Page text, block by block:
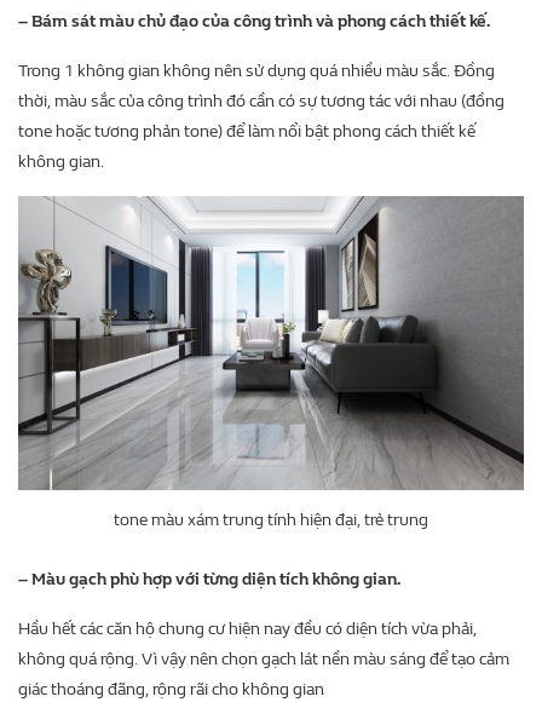
– Bám sát màu chủ đạo của công trình và phong cách thiết kế.
Trong 1 không gian không nên sử dụng quá nhiều màu sắc. Đồng
thời, màu sắc của công trình đó cần có sự tương tác với nhau (đồng
tone hoặc tương phản tone) để làm nổi bật phong cách thiết kế
không gian.
tone màu xám trung tính hiện đại, trẻ trung
– Màu gạch phù hợp với từng diện tích không gian.
Hầu hết các căn hộ chung cư hiện nay đều có diện tích vừa phải,
không quá rộng. Vì vậy nên chọn gạch lát nền màu sáng để tạo cảm
giác thoáng đãng, rộng rãi cho không gian